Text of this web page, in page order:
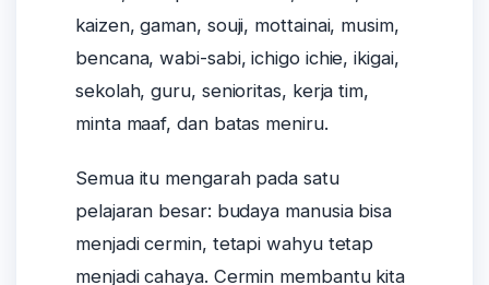
kaizen, gaman, souji, mottainai, musim,
bencana, wabi-sabi, ichigo ichie, ikigai,
sekolah, guru, senioritas, kerja tim,
minta maaf, dan batas meniru.
Semua itu mengarah pada satu
pelajaran besar: budaya manusia bisa
menjadi cermin, tetapi wahyu tetap
menjadi cahaya. Cermin membantu kita